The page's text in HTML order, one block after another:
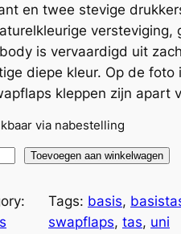
en twee stevige
versteviging,
is vervaardigd uit
diepe kleur. Op de
kleppen zijn apart
via nabestelling
Toevoegen aan winkelwagen
Tags: basis,
swapflaps, tas, uni